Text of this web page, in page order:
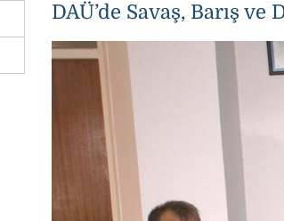
DAÜ’de Savaş, Barış